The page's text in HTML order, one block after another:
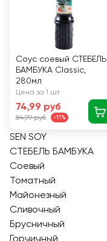
Соус соевый СТЕБЕЛЬ
БАМБУКА Classic,
280мл
Цена за 1 шт
74,99 руб
84,99 руб -11%
SEN SOY
СТЕБЕЛЬ БАМБУКА
Соевый
Томатный
Майонезный
Сливочный
Брусничный
Горчичный